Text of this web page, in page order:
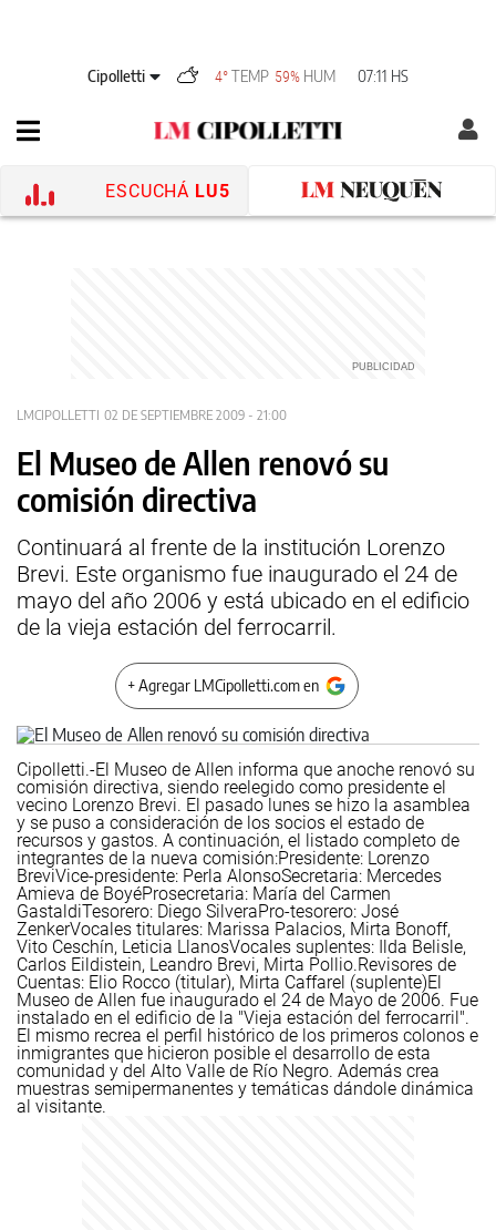
Cipolletti 4°TEMP 59% HUM 07:11 HS
ESCUCHÁ LU5
LMCIPOLLETTI 02 DE SEPTIEMBRE 2009 - 21:00
El Museo de Allen renovó su
comisión directiva
Continuará al frente de la institución Lorenzo
Brevi. Este organismo fue inaugurado el 24 de
mayo del año 2006 y está ubicado en el edificio
de la vieja estación del ferrocarril.
+ Agregar LMCipolletti.com en
Cipolletti.-El Museo de Allen informa que anoche renovó su
comisión directiva, siendo reelegido como presidente el
vecino Lorenzo Brevi. El pasado lunes se hizo la asamblea
y se puso a consideración de los socios el estado de
recursos y gastos. A continuación, el listado completo de
integrantes de la nueva comisión:Presidente: Lorenzo
BreviVice-presidente: Perla AlonsoSecretaria: Mercedes
Amieva de BoyéProsecretaria: María del Carmen
GastaldiTesorero: Diego SilveraPro-tesorero: José
ZenkerVocales titulares: Marissa Palacios, Mirta Bonoff,
Vito Ceschín, Leticia LlanosVocales suplentes: Ilda Belisle,
Carlos Eildistein, Leandro Brevi, Mirta Pollio.Revisores de
Cuentas: Elio Rocco (titular), Mirta Caffarel (suplente)El
Museo de Allen fue inaugurado el 24 de Mayo de 2006. Fue
instalado en el edificio de la "Vieja estación del ferrocarril".
El mismo recrea el perfil histórico de los primeros colonos e
inmigrantes que hicieron posible el desarrollo de esta
comunidad y del Alto Valle de Río Negro. Además crea
muestras semipermanentes y temáticas dándole dinámica
al visitante.